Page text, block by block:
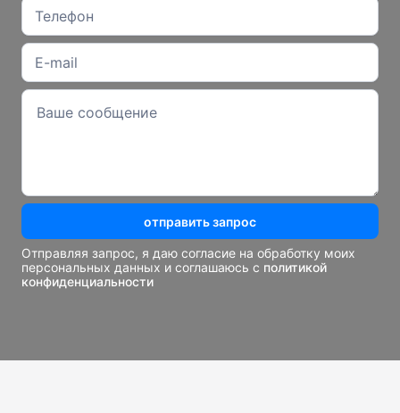
отправить запрос
Отправляя запрос, я даю согласие на обработку моих
персональных данных и соглашаюсь с политикой
конфиденциальности